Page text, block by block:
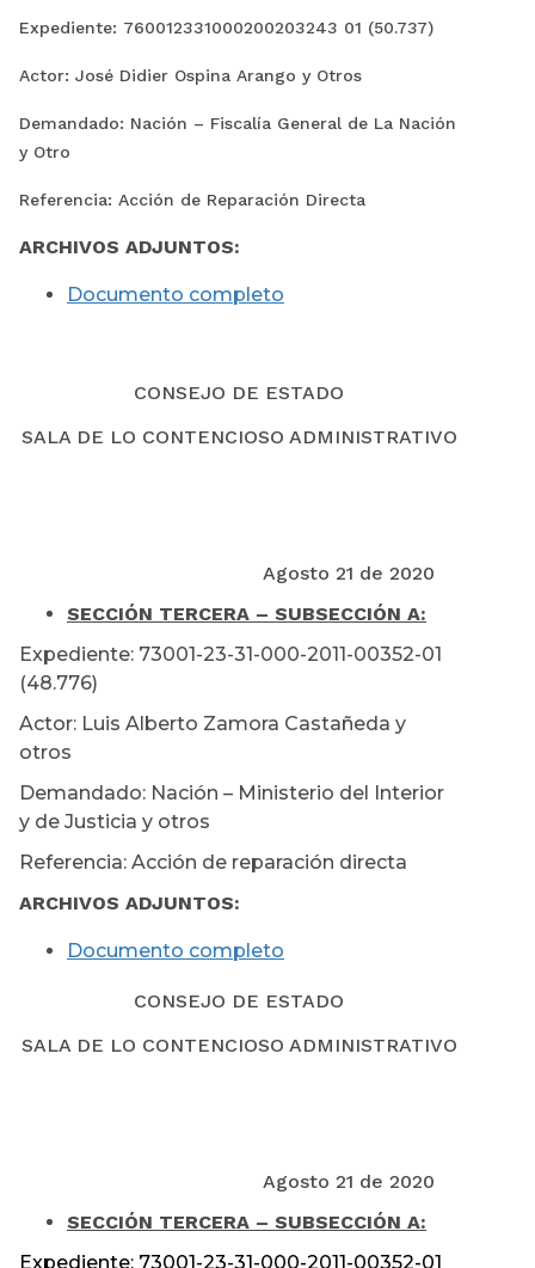
Expediente: 760012331000200203243 01 (50.737)
Actor: José Didier Ospina Arango y Otros
Demandado: Nación – Fiscalía General de La Nación
y Otro
Referencia: Acción de Reparación Directa
ARCHIVOS ADJUNTOS:
Documento completo
CONSEJO DE ESTADO
SALA DE LO CONTENCIOSO ADMINISTRATIVO
Agosto 21 de 2020
SECCIÓN TERCERA – SUBSECCIÓN A:
Expediente: 73001-23-31-000-2011-00352-01
(48.776)
Actor: Luis Alberto Zamora Castañeda y
otros
Demandado: Nación – Ministerio del Interior
y de Justicia y otros
Referencia: Acción de reparación directa
ARCHIVOS ADJUNTOS:
Documento completo
CONSEJO DE ESTADO
SALA DE LO CONTENCIOSO ADMINISTRATIVO
Agosto 21 de 2020
SECCIÓN TERCERA – SUBSECCIÓN A:
Expediente: 73001-23-31-000-2011-00352-01